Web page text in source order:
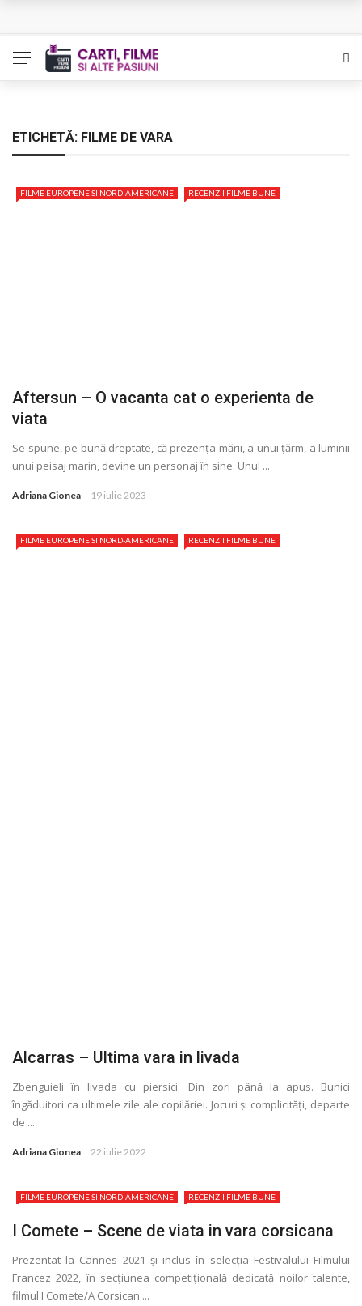
The Man Who Sold Air in the Holy Land – Generatia care
Queer – Un Burroughs sentimental
Luati-ma drept un vis. Povestiri in K. minor – Dor de Kafka
ETICHETĂ: FILME DE VARA
FILME EUROPENE SI NORD-AMERICANE RECENZII FILME BUNE
Aftersun – O vacanta cat o experienta de
viata
Se spune, pe bună dreptate, că prezenţa mării, a unui ţărm, a luminii
unui peisaj marin, devine un personaj în sine. Unul ...
Adriana Gionea 19 iulie 2023
FILME EUROPENE SI NORD-AMERICANE RECENZII FILME BUNE
Alcarras – Ultima vara in livada
Zbenguieli în livada cu piersici. Din zori până la apus. Bunici
îngăduitori ca ultimele zile ale copilăriei. Jocuri și complicităţi, departe
de ...
Adriana Gionea 22 iulie 2022
FILME EUROPENE SI NORD-AMERICANE RECENZII FILME BUNE
I Comete – Scene de viata in vara corsicana
Prezentat la Cannes 2021 și inclus în selecţia Festivalului Filmului
Francez 2022, în secţiunea competiţională dedicată noilor talente,
filmul I Comete/A Corsican ...